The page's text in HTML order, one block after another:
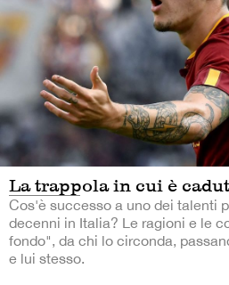
La trappola in cui è
Cos'è successo a uno dei talenti
decenni in Italia? Le ragioni e le
fondo", da chi lo circonda,
e lui stesso.